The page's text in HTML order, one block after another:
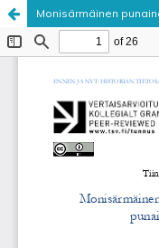
Monisärmäinen
Palvelua ylläpitää